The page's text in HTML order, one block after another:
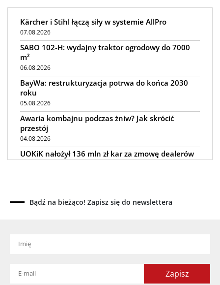
Kärcher i Stihl łączą siły w systemie AllPro
07.08.2026
SABO 102-H: wydajny traktor ogrodowy do 7000
m²
06.08.2026
BayWa: restrukturyzacja potrwa do końca 2030
roku
05.08.2026
Awaria kombajnu podczas żniw? Jak skrócić
przestój
04.08.2026
UOKiK nałożył 136 mln zł kar za zmowę dealerów
Kverneland Tersus 4000: trzy nowe kosiarki
bijakowe
02.08.2026
01.08.2026
Bądź na bieżąco! Zapisz się do newslettera